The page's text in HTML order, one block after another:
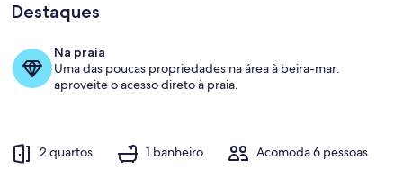
do
Mar
em
João
Área da propriedade
Destaques
Na praia
Uma das poucas propriedades na área à beira-mar:
aproveite o acesso direto à praia.
2 quartos 1 banheiro Acomoda 6 pessoas